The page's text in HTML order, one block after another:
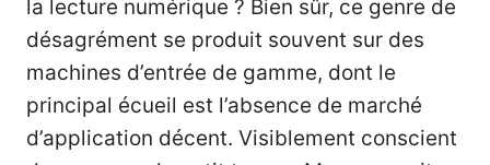
la lecture numérique ? Bien sûr, ce genre de
désagrément se produit souvent sur des
machines d’entrée de gamme, dont le
principal écueil est l’absence de marché
d’application décent. Visiblement conscient